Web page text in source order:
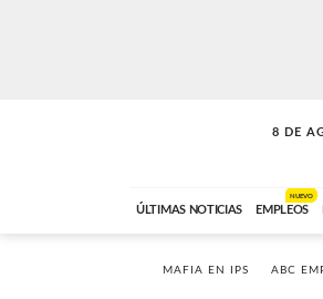
8 DE
ÚLTIMAS NOTICIAS EMPLEOS
NUEVO
MAFIA EN IPS ABC